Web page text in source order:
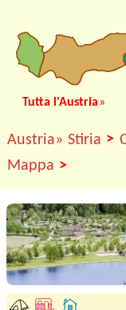
Tutta l'Austria»
Austria» Stiria >
Mappa >